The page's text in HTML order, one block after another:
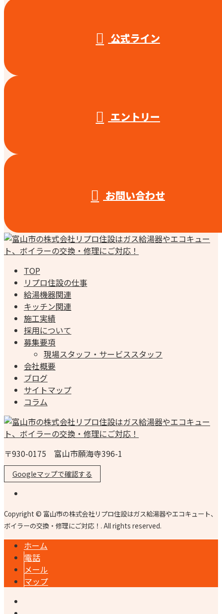
公式ライン
エントリー
お問い合わせ
TOP
リプロ住設の仕事
給湯機器関連
キッチン関連
施工実績
採用について
募集要項
現場スタッフ・サービススタッフ
会社概要
ブログ
サイトマップ
コラム
〒930-0175 富山市願海寺396-1
Googleマップで確認する
Copyright © 富山市の株式会社リプロ住設はガス給湯器やエコキュート、
ボイラーの交換・修理にご対応！. All rights reserved.
ホーム
電話
メール
マップ